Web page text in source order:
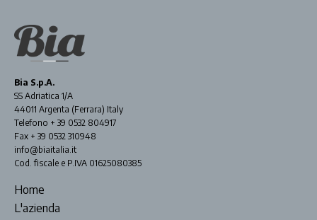
Bia S.p.A.
SS Adriatica 1/A
44011 Argenta (Ferrara) Italy
Telefono + 39 0532 804917
Fax + 39 0532 310948
info@biaitalia.it
Cod. fiscale e P.IVA 01625080385
Home
L'azienda